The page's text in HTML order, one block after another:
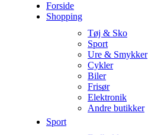
Forside
Shopping
Tøj & Sko
Sport
Ure & Smykker
Cykler
Biler
Frisør
Elektronik
Andre butikker
Sport